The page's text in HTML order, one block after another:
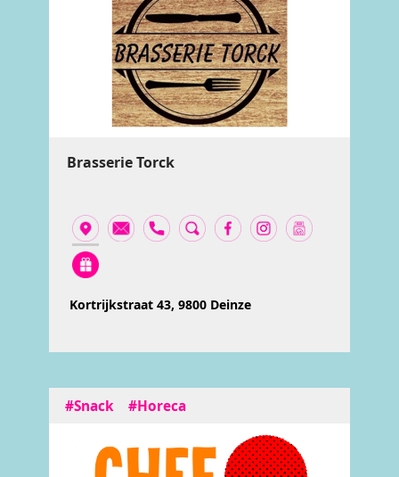
Brasserie Torck
Kortrijkstraat 43, 9800 Deinze
#Snack #Horeca